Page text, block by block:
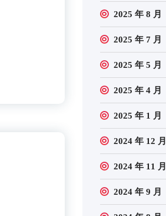
2025 年 8 月
2025 年 7 月
2025 年 5 月
2025 年 4 月
2025 年 1 月
2024 年 12 月
2024 年 11 月
2024 年 9 月